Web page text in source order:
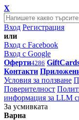
X
Вход Регистрация
или
Вход с Facebook
Вход с Google
Оферти4286
Контакти
Условия за ползване
Поверителност
информация за LLM
За усмивката
Варна